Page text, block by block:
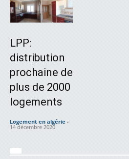
LPP:
distribution
prochaine de
plus de 2000
logements
Logement en algérie -
14 décembre 2020